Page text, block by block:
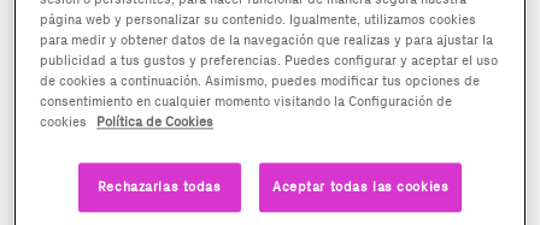
página web y personalizar su contenido. Igualmente, utilizamos cookies
para medir y obtener datos de la navegación que realizas y para ajustar la
publicidad a tus gustos y preferencias. Puedes configurar y aceptar el uso
de cookies a continuación. Asimismo, puedes modificar tus opciones de
consentimiento en cualquier momento visitando la Configuración de
cookies
Política de Cookies
Rechazarlas todas Aceptar todas las cookies